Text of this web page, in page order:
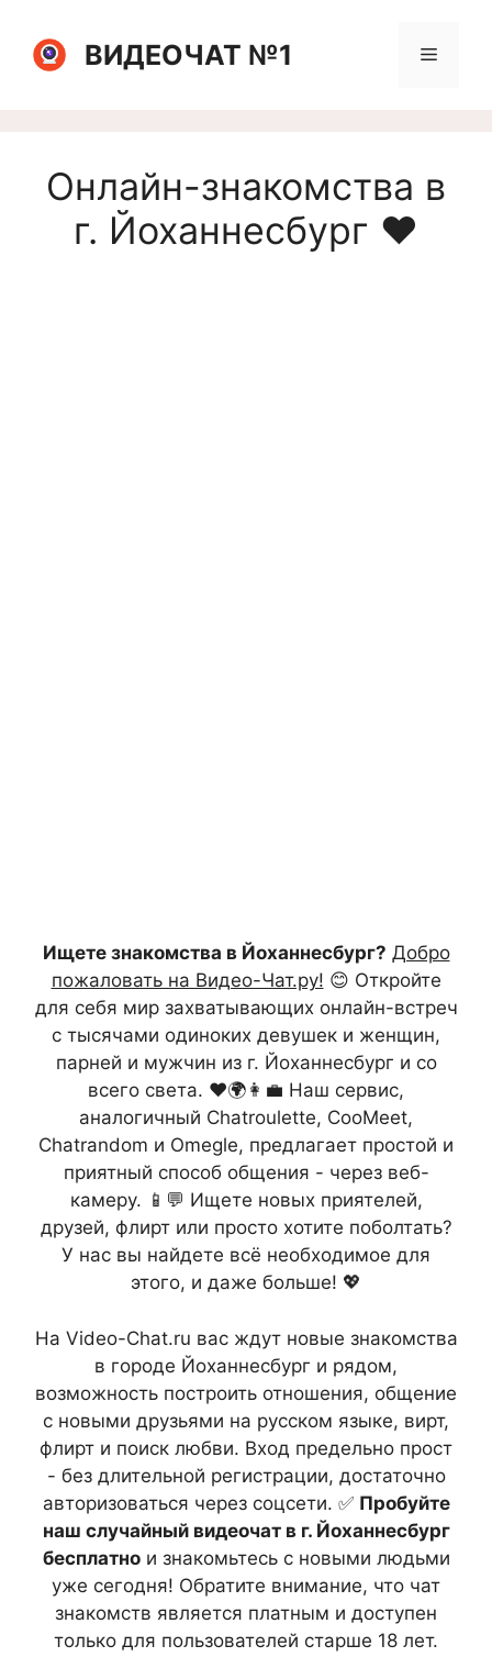
содержимомуВИДЕОЧАТ №1 Меню
Онлайн-знакомства в
г. Йоханнесбург ❤️
Ищете знакомства в Йоханнесбург? Добро
пожаловать на Видео-Чат.ру! 😊 Откройте
для себя мир захватывающих онлайн-встреч
с тысячами одиноких девушек и женщин,
парней и мужчин из г. Йоханнесбург и со
всего света. ❤️🌍👩‍💼 Наш сервис,
аналогичный Chatroulette, CooMeet,
Chatrandom и Omegle, предлагает простой и
приятный способ общения - через веб-
камеру. 📱💬 Ищете новых приятелей,
друзей, флирт или просто хотите поболтать?
У нас вы найдете всё необходимое для
этого, и даже больше! 💖
На Video-Chat.ru вас ждут новые знакомства
в городе Йоханнесбург и рядом,
возможность построить отношения, общение
с новыми друзьями на русском языке, вирт,
флирт и поиск любви. Вход предельно прост
- без длительной регистрации, достаточно
авторизоваться через соцсети. ✅ Пробуйте
наш случайный видеочат в г. Йоханнесбург
бесплатнои знакомьтесь с новыми людьми
уже сегодня! Обратите внимание, что чат
знакомств является платным и доступен
только для пользователей старше 18 лет.